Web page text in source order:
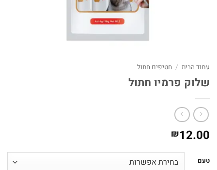
עמוד הבית / חטיפים חתול
שלוק פרמיו חתול
₪12.00
טעם